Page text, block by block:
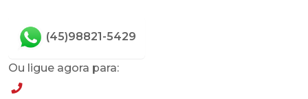
(45)98821-5429
Ou ligue agora para: